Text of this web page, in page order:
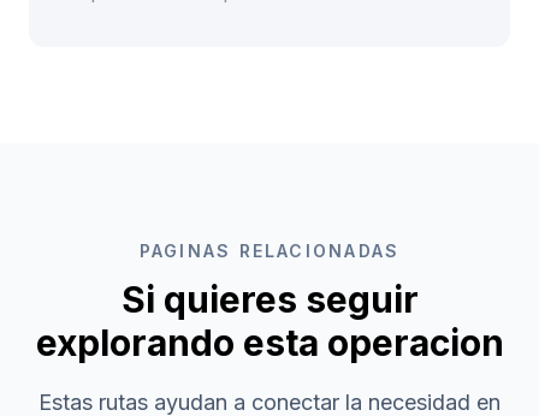
PAGINAS RELACIONADAS
Si quieres seguir
explorando esta operacion
Estas rutas ayudan a conectar la necesidad en